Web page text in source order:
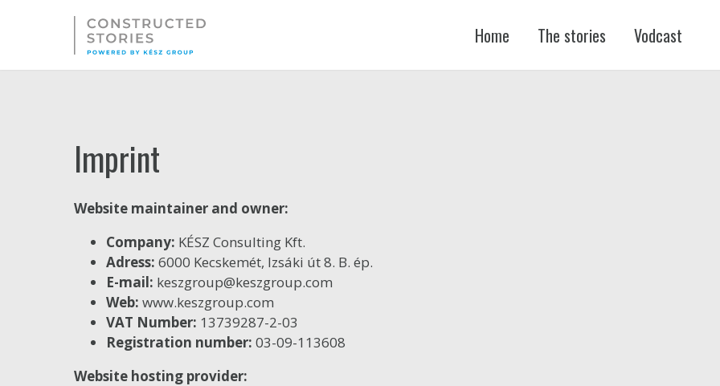
content
FŐ
Home The stories Vodcast
Imprint
Website maintainer and owner:
Company: KÉSZ Consulting Kft.
Adress: 6000 Kecskemét, Izsáki út 8. B. ép.
E-mail: keszgroup@keszgroup.com
Web: www.keszgroup.com
VAT Number: 13739287-2-03
Registration number: 03-09-113608
Website hosting provider: